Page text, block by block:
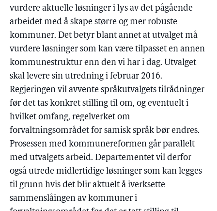
vurdere aktuelle løsninger i lys av det pågående
arbeidet med å skape større og mer robuste
kommuner. Det betyr blant annet at utvalget må
vurdere løsninger som kan være tilpasset en annen
kommunestruktur enn den vi har i dag. Utvalget
skal levere sin utredning i februar 2016.
Regjeringen vil avvente språkutvalgets tilrådninger
før det tas konkret stilling til om, og eventuelt i
hvilket omfang, regelverket om
forvaltningsområdet for samisk språk bør endres.
Prosessen med kommunereformen går parallelt
med utvalgets arbeid. Departementet vil derfor
også utrede midlertidige løsninger som kan legges
til grunn hvis det blir aktuelt å iverksette
sammenslåingen av kommuner i